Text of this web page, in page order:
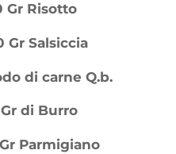
Gr Risotto
Gr Salsiccia
di carne Q.b.
di Burro
Parmigiano